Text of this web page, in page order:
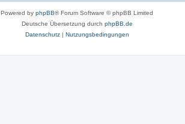
Powered by phpBB® Forum Software © phpBB Limited
Deutsche Übersetzung durch phpBB.de
Datenschutz| Nutzungsbedingungen